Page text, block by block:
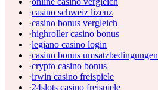
·casino schweiz lizenz
·casino bonus vergleich
·highroller casino bonus
·legiano casino login
·casino bonus umsatzbedingungen
·crypto casino bonus
·irwin casino freispiele
·24slots casino freispiele